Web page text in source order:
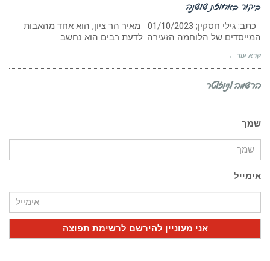
ביקור באחוזת שושנה
כתב: גילי חסקין; ‏01/10/2023 מאיר הר ציון, הוא אחד מהאבות
המייסדים של הלוחמה הזעירה. לדעת רבים הוא נחשב
קרא עוד ←
הרשמה לניוזלטר
שמך
אימייל